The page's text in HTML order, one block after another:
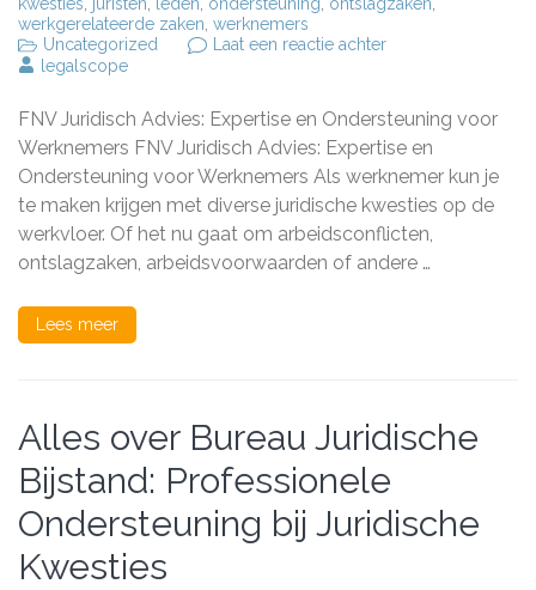
kwesties, juristen, leden, ondersteuning, ontslagzaken,
werkgerelateerde zaken, werknemers
Uncategorized
Laat een reactie achterop
van
FNV:
Weg
naar
Rechtvaardigheid
legalscope
FNV Juridisch Advies: Expertise en Ondersteuning voor
Werknemers FNV Juridisch Advies: Expertise en
Ondersteuning voor Werknemers Als werknemer kun je
te maken krijgen met diverse juridische kwesties op de
werkvloer. Of het nu gaat om arbeidsconflicten,
ontslagzaken, arbeidsvoorwaarden of andere …
Lees meer
Alles over Bureau Juridische
Bijstand: Professionele
Ondersteuning bij Juridische
Kwesties